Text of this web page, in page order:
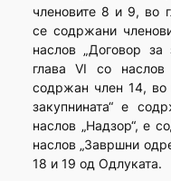
членовите 8 и 9, во
се содржани
наслов „Договор
глава VI со наслов
содржан член 14, во
закупнината“ е
наслов „Надзор“, е
наслов „Завршни
18 и 19 од Одлуката.